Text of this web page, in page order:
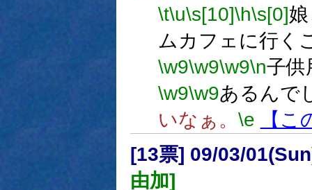
\t\u\s[10]\h\s[0]
ムカフェに行く
\w9\w9\w9\n子供
\w9\w9あるんで
いなぁ。 \e
【
[13票] 09/03/
由加]